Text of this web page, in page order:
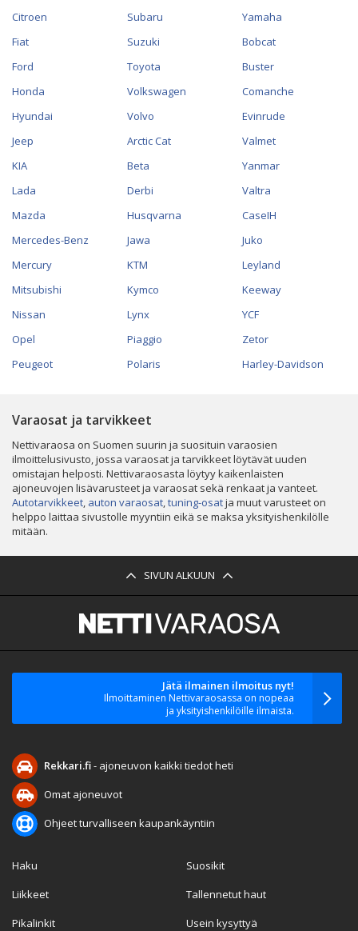
Citroen
Fiat
Ford
Honda
Hyundai
Jeep
KIA
Lada
Mazda
Mercedes-Benz
Mercury
Mitsubishi
Nissan
Opel
Peugeot
Subaru
Suzuki
Toyota
Volkswagen
Volvo
Arctic Cat
Beta
Derbi
Husqvarna
Jawa
KTM
Kymco
Lynx
Piaggio
Polaris
Yamaha
Bobcat
Buster
Comanche
Evinrude
Valmet
Yanmar
Valtra
CaseIH
Juko
Leyland
Keeway
YCF
Zetor
Harley-Davidson
Varaosat ja tarvikkeet
Nettivaraosa on Suomen suurin ja suosituin varaosien
ilmoittelusivusto, jossa varaosat ja tarvikkeet löytävät uuden
omistajan helposti. Nettivaraosasta löytyy kaikenlaisten
ajoneuvojen lisävarusteet ja varaosat sekä renkaat ja vanteet.
Autotarvikkeet, auton varaosat,tuning-osatja muut varusteet on
helppo laittaa sivustolle myyntiin eikä se maksa yksityishenkilölle
mitään.
SIVUN ALKUUN
Jätä ilmainen ilmoitus nyt!
Ilmoittaminen Nettivaraosassa on nopeaa
ja yksityishenkilöille ilmaista.
Rekkari.fi- ajoneuvon kaikki tiedot heti
Omat ajoneuvot
Ohjeet turvalliseen kaupankäyntiin
Haku
Liikkeet
Pikalinkit
Suosikit
Tallennetut haut
Usein kysyttyä